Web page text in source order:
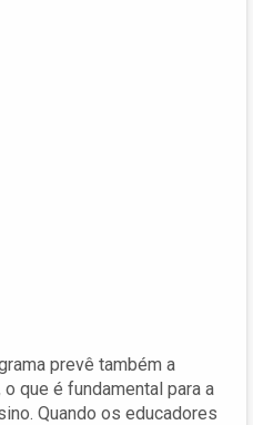
prevê também a
que é fundamental para a
Quando os educadores